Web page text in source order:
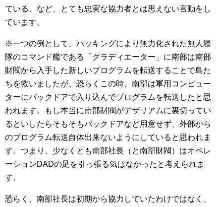
ている、など、とても忠実な協力者とは思えない言動をし
ています。
※一つの例として、ハッキングにより無力化された無人艦
隊のコマンド艦である「グラディエーター」に南部は南部
財閥から入手した新しいプログラムを転送することで島た
ちを救いましたが、恐らくこの時、南部は軍用コンピュー
ターにバックドアで入り込んでプログラムを転送したと思
われます。もし本当に南部財閥がデザリアムに裏切ってい
るといしたらそもそもバックドアなど用意せず、外部から
のプログラム転送自体出来ないようにしていると思われま
す。つまり、少なくとも南部社長（と南部財閥）はオペレ
ーションDADの足を引っ張る気はなかったと考えられま
す。
恐らく、南部社長は初期から協力していたわけではなく、